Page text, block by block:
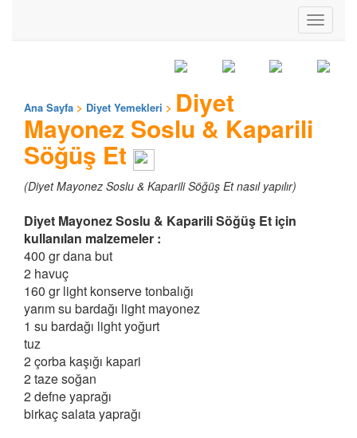
Toggle
Ana Sayfa > Diyet Yemekleri > Diyet
Mayonez Soslu & Kaparili
Söğüş Et
(Diyet Mayonez Soslu & Kaparili Söğüş Et nasıl yapılır)
Diyet Mayonez Soslu & Kaparili Söğüş Et için
kullanılan malzemeler :
400 gr dana but
2 havuç
160 gr light konserve tonbalığı
yarım su bardağı light mayonez
1 su bardağı light yoğurt
tuz
2 çorba kaşığı kapari
2 taze soğan
2 defne yaprağı
birkaç salata yaprağı